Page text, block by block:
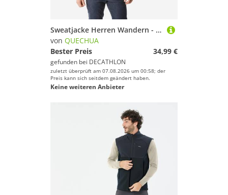
Sweatjacke Herren Wandern - NH500 Hybrid schwarz
von QUECHUA
Bester Preis
34,99 €
gefunden bei DECATHLON
zuletzt überprüft am 07.08.2026 um 00:58; der
Preis kann sich seitdem geändert haben.
Keine weiteren Anbieter